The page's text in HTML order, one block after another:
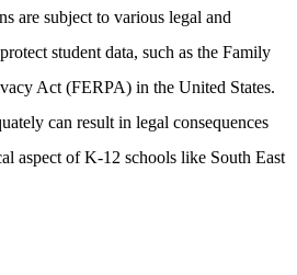
are subject to various legal and
student data, such as the Family
Act (FERPA) in the United States.
can result in legal consequences
aspect of K-12 schools like South East